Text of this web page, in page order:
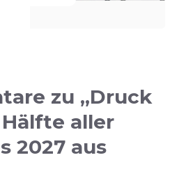
zu „Druck
aller
2027 aus